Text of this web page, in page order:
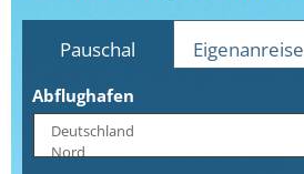
Pauschal Eigenanreise
Abflughafen